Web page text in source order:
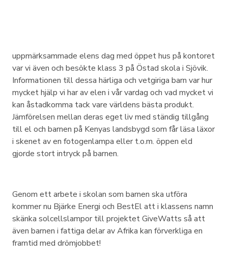
uppmärksammade elens dag med öppet hus på kontoret
var vi även och besökte klass 3 på Östad skola i Sjövik.
Informationen till dessa härliga och vetgiriga barn var hur
mycket hjälp vi har av elen i vår vardag och vad mycket vi
kan åstadkomma tack vare världens bästa produkt.
Jämförelsen mellan deras eget liv med ständig tillgång
till el och barnen på Kenyas landsbygd som får läsa läxor
i skenet av en fotogenlampa eller t.o.m. öppen eld
gjorde stort intryck på barnen.
Genom ett arbete i skolan som barnen ska utföra
kommer nu Bjärke Energi och BestEl att i klassens namn
skänka solcellslampor till projektet GiveWatts så att
även barnen i fattiga delar av Afrika kan förverkliga en
framtid med drömjobbet!